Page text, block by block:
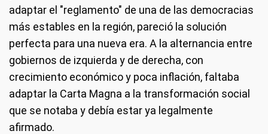
adaptar el "reglamento" de una de las democracias
más estables en la región, pareció la solución
perfecta para una nueva era. A la alternancia entre
gobiernos de izquierda y de derecha, con
crecimiento económico y poca inflación, faltaba
adaptar la Carta Magna a la transformación social
que se notaba y debía estar ya legalmente
afirmado.